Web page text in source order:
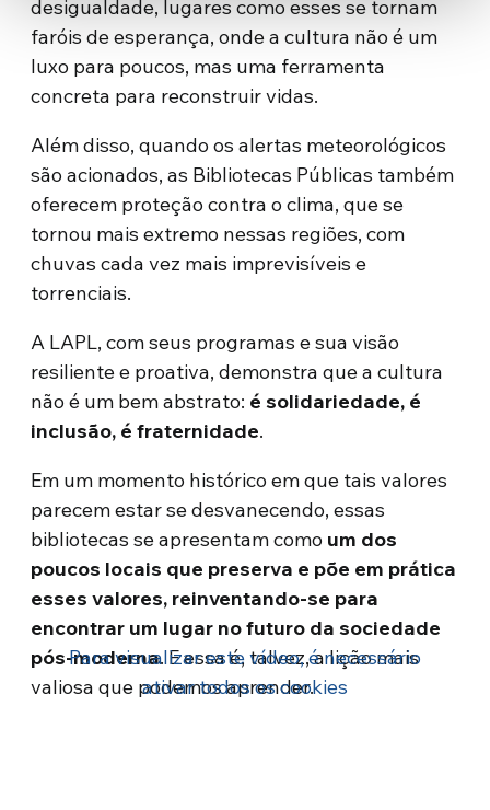
desigualdade, lugares como esses se tornam
faróis de esperança, onde a cultura não é um
luxo para poucos, mas uma ferramenta
concreta para reconstruir vidas.
Além disso, quando os alertas meteorológicos
são acionados, as Bibliotecas Públicas também
oferecem proteção contra o clima, que se
tornou mais extremo nessas regiões, com
chuvas cada vez mais imprevisíveis e
torrenciais.
A LAPL, com seus programas e sua visão
resiliente e proativa, demonstra que a cultura
não é um bem abstrato: é solidariedade, é
inclusão, é fraternidade.
Em um momento histórico em que tais valores
parecem estar se desvanecendo, essas
bibliotecas se apresentam como um dos
poucos locais que preserva e põe em prática
esses valores, reinventando-se para
encontrar um lugar no futuro da sociedade
pós-moderna. E essa é, talvez, a lição mais
valiosa que podemos aprender.
Para visualizar este vídeo, é necessário
ativar todos os cookies